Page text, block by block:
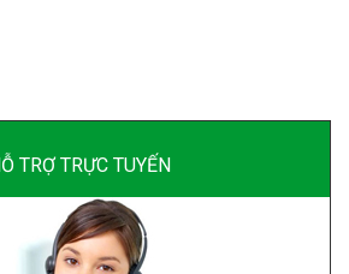
TRỢ TRỰC TUYẾN